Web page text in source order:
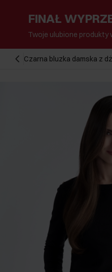
FINAŁ
Twoje ulubione produkty
Czarna bluzka damska z